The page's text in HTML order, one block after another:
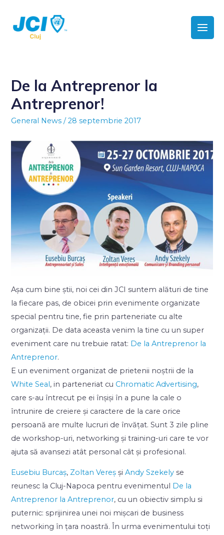
De la Antreprenor la
Antreprenor!
General News /28 septembrie 2017
Așa cum bine știi, noi cei din JCI suntem alături de tine
la fiecare pas, de obicei prin evenimente organizate
special pentru tine, fie prin parteneriate cu alte
organizații. De data aceasta venim la tine cu un super
eveniment care nu trebuie ratat: De la Antreprenor la
Antreprenor.
E un eveniment organizat de prietenii noștrii de la
White Seal, in parteneriat cu Chromatic Advertising,
care s-au întrecut pe ei înșiși în a pune la cale o
întrunire de creiere și caractere de la care orice
persoană are multe lucruri de învățat. Sunt 3 zile pline
de workshop-uri, networking și training-uri care te vor
ajuta să avansezi atât personal cât și profesional.
Eusebiu Burcaș, Zoltan Vereș și Andy Szekely se
reunesc la Cluj-Napoca pentru evenimentul De la
Antreprenor la Antreprenor, cu un obiectiv simplu si
puternic: sprijinirea unei noi mișcari de business
networking în țara noastră. În urma evenimentului toți